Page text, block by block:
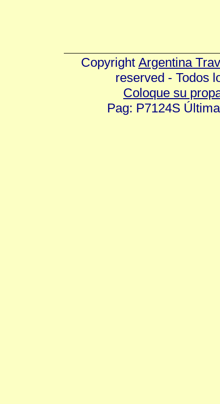
Copyright Argentina
reserved - Todos
Coloque su
Pag: P7124S